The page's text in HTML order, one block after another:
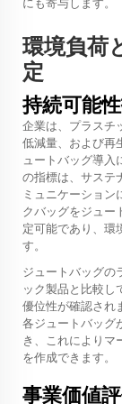
にも寄与します。
環境負荷
定
持続可能
企業は、プラスチ
低減量、および再
ュートバッグ導入
の指標は、サステ
ミュニケーション
クバッグをジュー
定可能であり、環
す。
ジュートバッグの
ック製品と比較し
優位性が確認され
各ジュートバッグ
き、これによりマ
を作成できます。
事業価値